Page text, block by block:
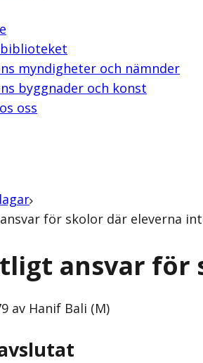
myndigheter och nämnder
byggnader och konst
oss
för skolor där eleverna
ansvar för
av Hanif Bali (M)